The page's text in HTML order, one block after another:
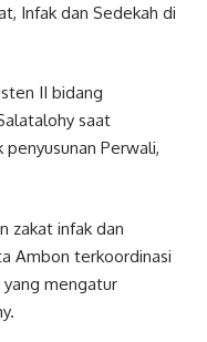
Infak dan Sedekah di
II bidang
saat
Perwali,
zakat infak dan
Ambon terkoordinasi
mengatur